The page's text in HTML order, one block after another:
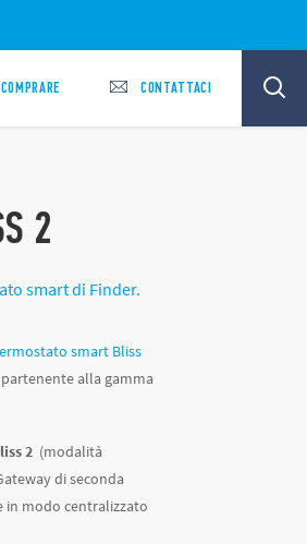
CONTATTACI
2
smart di Finder.
smart Bliss
alla gamma
2 (modalità
di seconda
in modo centralizzato